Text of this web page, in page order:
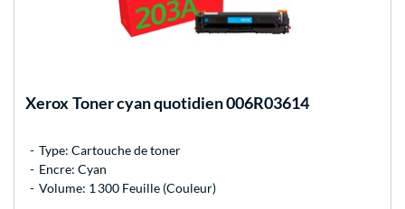
XeroxToner cyan quotidien 006R03614
Type: Cartouche de toner
Encre: Cyan
Volume: 1 300 Feuille (Couleur)